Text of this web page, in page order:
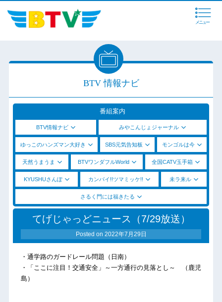
メニュー
BTV 情報ナビ
番組案内
BTV情報ナビ みやこんじょジャーナル
ゆっこのハンズマン大好き SBS元気告知板 モンゴルは今
天然うまうま BTVワンダフルWorld 全国CATV玉手箱
KYUSHUさんぽ カンパイ!!ツマミッケ!! 未ラ来ル
さるく門には福きたる
てげじゃっどニュース（7/29放送）
Posted on 2022年7月29日
・通学路のガードレール問題（日南）
・「ここに注目！交通安全」～一方通行の見落とし～ （鹿児
島）